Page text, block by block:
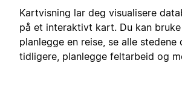
Kartvisning lar deg visualisere
på et interaktivt kart. Du kan
planlegge en reise, se alle stedene
tidligere, planlegge feltarbeid og